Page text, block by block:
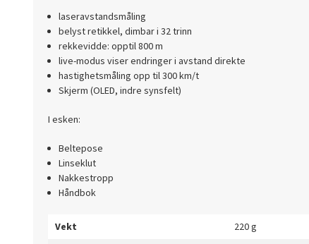
laseravstandsmåling
belyst retikkel, dimbar i 32 trinn
rekkevidde: opptil 800 m
live-modus viser endringer i avstand direkte
hastighetsmåling opp til 300 km/t
Skjerm (OLED, indre synsfelt)
I esken:
Beltepose
Linseklut
Nakkestropp
Håndbok
Vekt
220 g